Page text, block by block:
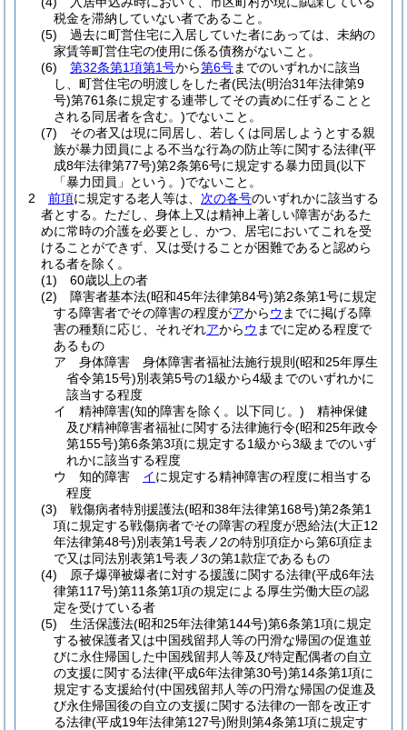
税金を滞納していない者であること。
(5)
過去に町営住宅に入居していた者にあっては、未納の
家賃等町営住宅の使用に係る債務がないこと。
(6)
第32条第1項第1号から第6号までのいずれかに該当
し、町営住宅の明渡しをした者(民法(明治31年法律第9
号)第761条に規定する連帯してその責めに任ずることと
される同居者を含む。)でないこと。
(7)
その者又は現に同居し、若しくは同居しようとする親
族が暴力団員による不当な行為の防止等に関する法律(平
成8年法律第77号)第2条第6号に規定する暴力団員(以下
「暴力団員」という。)でないこと。
2
前項に規定する老人等は、 次の各号のいずれかに該当する
者とする。 ただし、身体上又は精神上著しい障害があるた
めに常時の介護を必要とし、かつ、居宅においてこれを受
けることができず、又は受けることが困難であると認めら
れる者を除く。
(1)
60歳以上の者
(2)
障害者基本法(昭和45年法律第84号)第2条第1号に規定
する障害者でその障害の程度がアからウ までに掲げる障
害の種類に応じ、それぞれアからウ までに定める程度で
あるもの
ア
身体障害 身体障害者福祉法施行規則 (昭和25年厚生
省令第15号)別表第5号の1級から4級までのいずれかに
該当する程度
イ
精神障害(知的障害を除く。以下同じ。) 精神保健
及び精神障害者福祉に関する法律施行令(昭和25年政令
第155号)第6条第3項に規定する1級から3級までのいず
れかに該当する程度
ウ
知的障害 イに規定する精神障害の程度に相当する
程度
(3)
戦傷病者特別援護法(昭和38年法律第168号)第2条第1
項に規定する戦傷病者でその障害の程度が恩給法(大正12
年法律第48号)別表第1号表ノ2の特別項症から第6項症ま
で又は同法別表第1号表ノ3の第1款症であるもの
(4)
原子爆弾被爆者に対する援護に関する法律(平成6年法
律第117号)第11条第1項の規定による厚生労働大臣の認
定を受けている者
(5)
生活保護法(昭和25年法律第144号)第6条第1項に規定
する被保護者又は中国残留邦人等の円滑な帰国の促進並
びに永住帰国した中国残留邦人等及び特定配偶者の自立
の支援に関する法律(平成6年法律第30号)第14条第1項に
規定する支援給付(中国残留邦人等の円滑な帰国の促進及
び永住帰国後の自立の支援に関する法律の一部を改正す
る法律(平成19年法律第127号)附則第4条第1項に規定す